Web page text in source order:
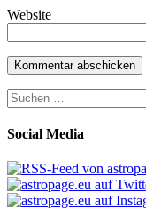
Website
Suchen
nach:
Social Media